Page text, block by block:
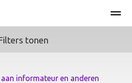
Nieuws Zoeken
tonen
informateur en anderen